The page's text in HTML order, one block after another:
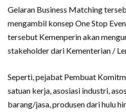
Gelaran Business Matching
mengambil konsep One Stop
tersebut Kemenperin akan
stakeholder dari Kementerian /
Seperti, pejabat Pembuat
satuan kerja, asosiasi industri,
barang/jasa, produsen dari hulu